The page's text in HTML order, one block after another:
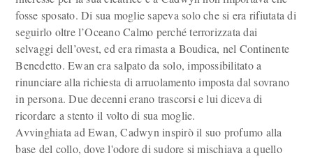
fosse sposato. Di sua moglie sapeva solo che si era rifiutata di
seguirlo oltre l’Oceano Calmo perché terrorizzata dai
selvaggi dell’ovest, ed era rimasta a Boudica, nel Continente
Benedetto. Ewan era salpato da solo, impossibilitato a
rinunciare alla richiesta di arruolamento imposta dal sovrano
in persona. Due decenni erano trascorsi e lui diceva di
ricordare a stento il volto di sua moglie.
Avvinghiata ad Ewan, Cadwyn inspirò il suo profumo alla
base del collo, dove l'odore di sudore si mischiava a quello